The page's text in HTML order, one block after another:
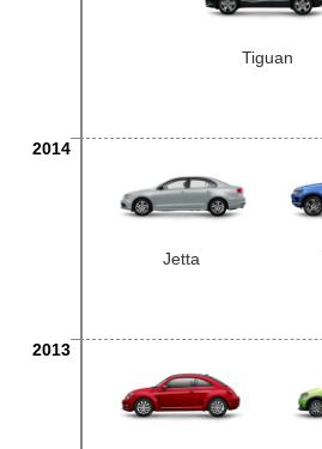
Tiguan
2014
Jetta
2013